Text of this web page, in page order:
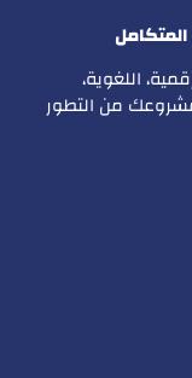
اللغوية،
مشروعك من التطور